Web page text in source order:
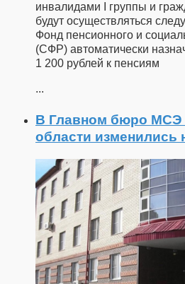
инвалидами I группы и
будут осуществляться
Фонд пенсионного и
(СФР) автоматически
1 200 рублей к пенсиям
...
В Главном бюро МСЭ
области изменились